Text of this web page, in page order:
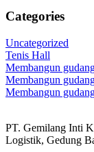
Categories
Uncategorized
Tenis Hall
Membangun
Membangun
Membangun
PT. Gemilang Inti
Logistik, Gedung